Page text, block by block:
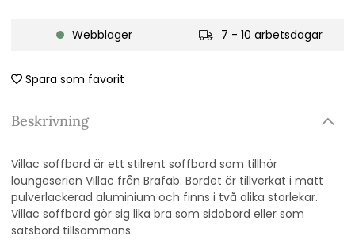
Webblager 7 - 10 arbetsdagar
Spara som favorit
Beskrivning
Villac soffbord är ett stilrent soffbord som tillhör
loungeserien Villac från Brafab. Bordet är tillverkat i matt
pulverlackerad aluminium och finns i två olika storlekar.
Villac soffbord gör sig lika bra som sidobord eller som
satsbord tillsammans.